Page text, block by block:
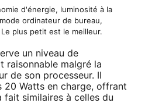
d'énergie, luminosité à la
ordinateur de bureau,
plus petit est le meilleur.
un niveau de
raisonnable malgré la
de son processeur. Il
20 Watts en charge, offrant
similaires à celles du